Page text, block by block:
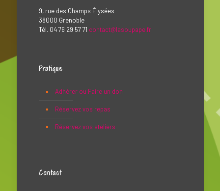
9, rue des Champs Élysées
38000 Grenoble
Tél. 04 76 29 57 71 contact@lasoupape.fr
Pratique
Adhérer ou Faire un don
Réservez vos repas
Réservez vos ateliers
Contact